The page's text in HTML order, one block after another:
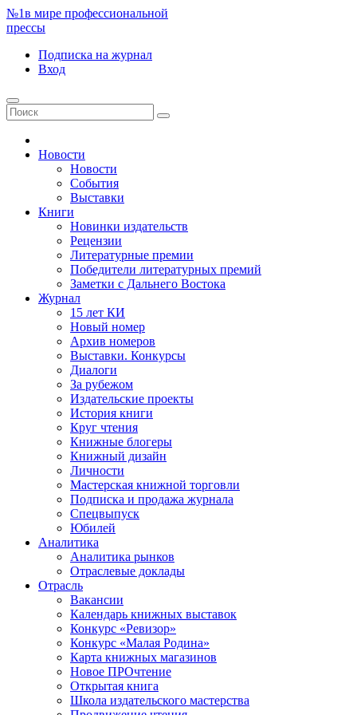
№1в мире профессиональной
прессы
Подписка на журнал
Вход
Новости
Новости
События
Выставки
Книги
Новинки издательств
Рецензии
Литературные премии
Победители литературных премий
Заметки с Дальнего Востока
Журнал
15 лет КИ
Новый номер
Архив номеров
Выставки. Конкурсы
Диалоги
За рубежом
Издательские проекты
История книги
Круг чтения
Книжные блогеры
Книжный дизайн
Личности
Мастерская книжной торговли
Подписка и продажа журнала
Спецвыпуск
Юбилей
Аналитика
Аналитика рынков
Отраслевые доклады
Отрасль
Вакансии
Календарь книжных выставок
Конкурс «Ревизор»
Конкурс «Малая Родина»
Карта книжных магазинов
Новое ПРОчтение
Открытая книга
Школа издательского мастерства